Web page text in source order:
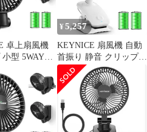
熱中症対策 キ
内/洗面所/オ
62d3011b
連続使用 熱中症対策 キ
ャンプ/車内/洗面所/オ
フィス KN 1e6b4d71
卓上扇風機
型 5WAY仕
ット) USB充
大容量 自
静音 風量4段
ー付き コー
ータブル扇風
¥ 5,257
KEYNICE 扇風機 自動
首振り 静音 クリップ
卓上 壁掛け USB充電式
5000mAh大容量 4段階
風量調節 リズム風 小型
360度角度調整 ミニ扇
風機 コードレス 長時間
連続使用 熱中症対策 キ